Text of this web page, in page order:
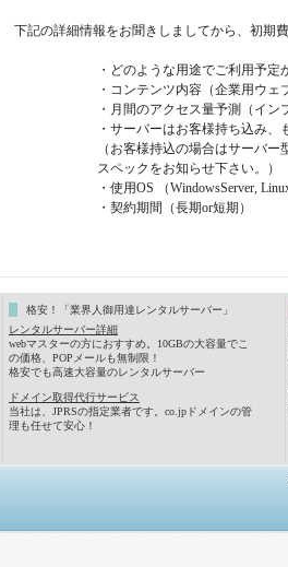
下記の詳細情報をお聞きしましてから、初期
・どのような用途でご利用予
・コンテンツ内容（企業用ウェ
・月間のアクセス量予測（イン
・サーバーはお客様持ち込み、
（お客様持込の場合はサーバ
スペックをお知らせ下さい。）
・使用OS （WindowsServer,
・契約期間（長期or短期）
格安！「業界人御用達レンタルサーバー」
レンタルサーバー詳細
webマスターの方におすすめ。10GBの大容量でこ
の価格、POPメールも無制限！
格安でも高速大容量のレンタルサーバー
ドメイン取得代行サービス
当社は、JPRSの指定業者です。co.jpドメインの管
理も任せて安心！